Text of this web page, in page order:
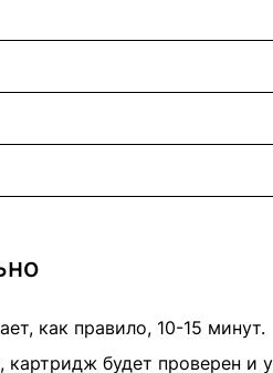
как правило, 10-15 минут.
картридж будет проверен и